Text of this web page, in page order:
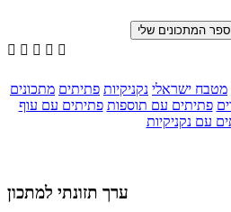
    
מטבח ישראלי נקניקיות פתיתים מתכונים
פתיתים עם תוספות פתיתים עם עוף
עם נקניקיות
ערך תזונתי למתכון